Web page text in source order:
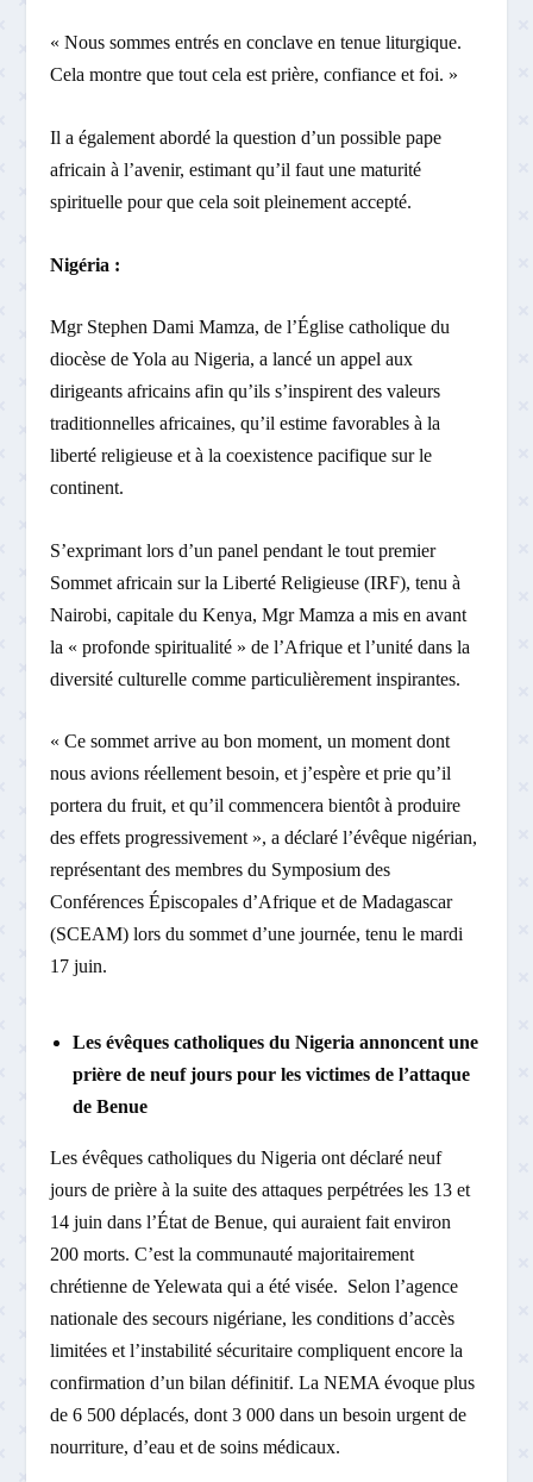
« Nous sommes entrés en conclave en tenue liturgique.
Cela montre que tout cela est prière, confiance et foi. »
Il a également abordé la question d’un possible pape
africain à l’avenir, estimant qu’il faut une maturité
spirituelle pour que cela soit pleinement accepté.
Nigéria :
Mgr Stephen Dami Mamza, de l’Église catholique du
diocèse de Yola au Nigeria, a lancé un appel aux
dirigeants africains afin qu’ils s’inspirent des valeurs
traditionnelles africaines, qu’il estime favorables à la
liberté religieuse et à la coexistence pacifique sur le
continent.
S’exprimant lors d’un panel pendant le tout premier
Sommet africain sur la Liberté Religieuse (IRF), tenu à
Nairobi, capitale du Kenya, Mgr Mamza a mis en avant
la « profonde spiritualité » de l’Afrique et l’unité dans la
diversité culturelle comme particulièrement inspirantes.
« Ce sommet arrive au bon moment, un moment dont
nous avions réellement besoin, et j’espère et prie qu’il
portera du fruit, et qu’il commencera bientôt à produire
des effets progressivement », a déclaré l’évêque nigérian,
représentant des membres du Symposium des
Conférences Épiscopales d’Afrique et de Madagascar
(SCEAM) lors du sommet d’une journée, tenu le mardi
17 juin.
Les évêques catholiques du Nigeria annoncent une
prière de neuf jours pour les victimes de l’attaque
de Benue
Les évêques catholiques du Nigeria ont déclaré neuf
jours de prière à la suite des attaques perpétrées les 13 et
14 juin dans l’État de Benue, qui auraient fait environ
200 morts. C’est la communauté majoritairement
chrétienne de Yelewata qui a été visée. Selon l’agence
nationale des secours nigériane, les conditions d’accès
limitées et l’instabilité sécuritaire compliquent encore la
confirmation d’un bilan définitif. La NEMA évoque plus
de 6 500 déplacés, dont 3 000 dans un besoin urgent de
nourriture, d’eau et de soins médicaux.